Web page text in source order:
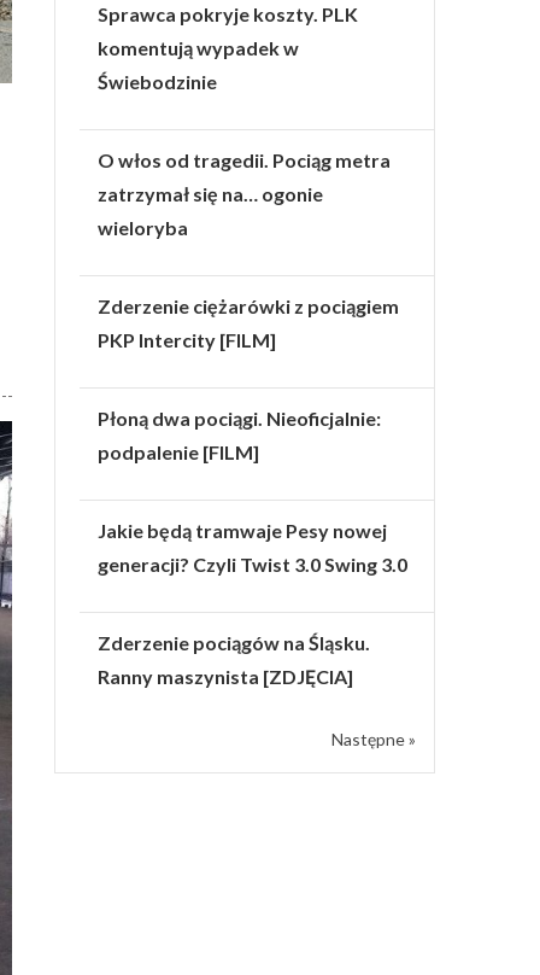
Sprawca pokryje koszty. PLK
komentują wypadek w
Świebodzinie
O włos od tragedii. Pociąg metra
zatrzymał się na… ogonie
wieloryba
Zderzenie ciężarówki z pociągiem
PKP Intercity [FILM]
Płoną dwa pociągi. Nieoficjalnie:
podpalenie [FILM]
Jakie będą tramwaje Pesy nowej
generacji? Czyli Twist 3.0 Swing 3.0
Zderzenie pociągów na Śląsku.
Ranny maszynista [ZDJĘCIA]
Następne »